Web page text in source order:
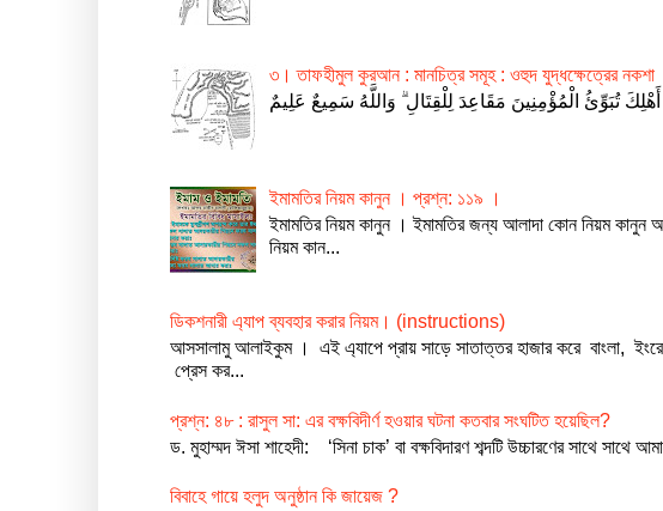
৩। তাফহীমুল কুরআন : মানচিত্র সমূহ : ওহুদ যুদ্ধক্ষেত্রের নকশা
ইমামতির নিয়ম কানুন । প্রশ্ন: ১১৯ ।
ইমামতির নিয়ম কানুন । ইমামতির জন্য আলাদা কোন নিয়ম
নিয়ম কান...
ডিকশনারী এ্যাপ ব্যবহার করার নিয়ম। (instructions)
আসসালামু আলাইকুম । এই এ্যাপে প্রায় সাড়ে সাতাত্তর হাজার করে বাংলা,
প্রেস কর...
প্রশ্ন: ৪৮ : রাসুল সা: এর বক্ষবিদীর্ণ হওয়ার ঘটনা কতবার সংঘটিত হয়েছিল?
ড. মুহাম্মদ ঈসা শাহেদী: ‘সিনা চাক’ বা বক্ষবিদারণ শব্দটি উচ্চারণের সাথে সাথে
বিবাহে গায়ে হলুদ অনুষ্ঠান কি জায়েজ ?